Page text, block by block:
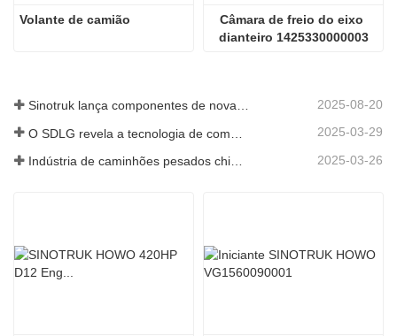
Volante de camião
Câmara de freio do eixo
dianteiro 1425330000003
Sinotruk lança componentes de nova geração para camiões pesados: aumentando a eficiência e a fiabilidade da logística global 2025-08-20
2025-03-29
2025-03-26